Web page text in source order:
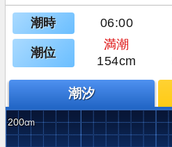
潮時 06:00
潮位
満潮
154cm
潮汐
200